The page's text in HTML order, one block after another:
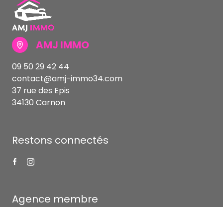
AMJ IMMO
09 50 29 42 44
contact@amj-immo34.com
37 rue des Epis
34130 Carnon
Restons connectés
Agence membre